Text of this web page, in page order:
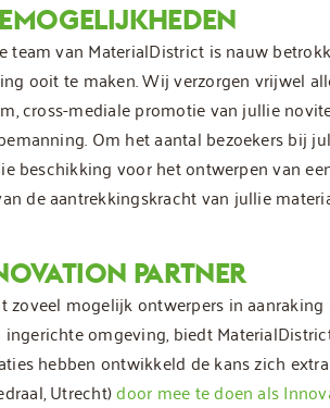
team van MaterialDistrict is nauw
ooit te maken. Wij verzorgen vrijwel
cross-mediale promotie van jullie
Om het aantal bezoekers bij
beschikking voor het ontwerpen van
de aantrekkingskracht van jullie
PARTNER
zoveel mogelijk ontwerpers in
omgeving, biedt
hebben ontwikkeld de kans zich
Utrecht)door mee te doen als